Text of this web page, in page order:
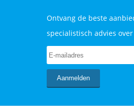
Ontvang de beste
specialistisch advies